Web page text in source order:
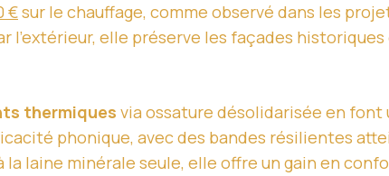
€sur le chauffage, comme observé dans les
l’extérieur, elle préserve les façades
thermiques via ossature désolidarisée en font
phonique, avec des bandes résilientes
laine minérale seule, elle offre un gain en